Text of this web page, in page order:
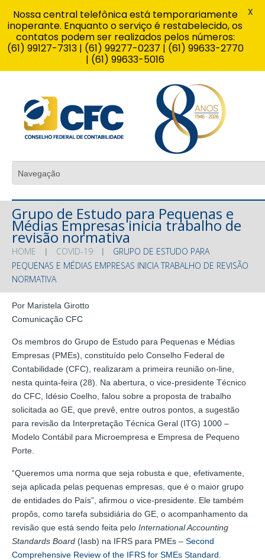
Grupo de Estudo para Pequenas e
Médias Empresas inicia trabalho de
revisão normativa
HOME COVID-19
GRUPO DE ESTUDO PARA
PEQUENAS E MÉDIAS EMPRESAS INICIA TRABALHO DE REVISÃO
NORMATIVA
Por Maristela Girotto
Comunicação CFC
Os membros do Grupo de Estudo para Pequenas e Médias
Empresas (PMEs), constituído pelo Conselho Federal de
Contabilidade (CFC), realizaram a primeira reunião on-line,
nesta quinta-feira (28). Na abertura, o vice-presidente Técnico
do CFC, Idésio Coelho, falou sobre a proposta de trabalho
solicitada ao GE, que prevê, entre outros pontos, a sugestão
para revisão da Interpretação Técnica Geral (ITG) 1000 –
Modelo Contábil para Microempresa e Empresa de Pequeno
Porte.
“Queremos uma norma que seja robusta e que, efetivamente,
seja aplicada pelas pequenas empresas, que é o maior grupo
de entidades do País”, afirmou o vice-presidente. Ele também
propôs, como tarefa subsidiária do GE, o acompanhamento da
revisão que está sendo feita pelo International Accounting
Standards Board (Iasb) na IFRS para PMEs – Second
Comprehensive Review of the IFRS for SMEs Standard
Nossa central telefônica está temporariamente
inoperante. Enquanto o serviço é restabelecido, os
contatos podem ser realizados pelos números:
(61) 99127-7313 | (61) 99277-0237 | (61) 99633-2770
| (61) 99633-5016
X